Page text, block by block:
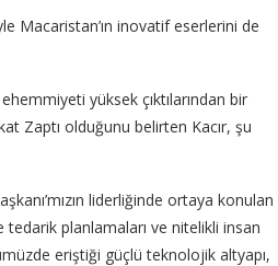
Macaristan’ın inovatif eserlerini de
yüksek çıktılarından bir
Zaptı olduğunu belirten Kacır, şu
liderliğinde ortaya konulan
tedarik planlamaları ve nitelikli insan
eriştiği güçlü teknolojik altyapı,